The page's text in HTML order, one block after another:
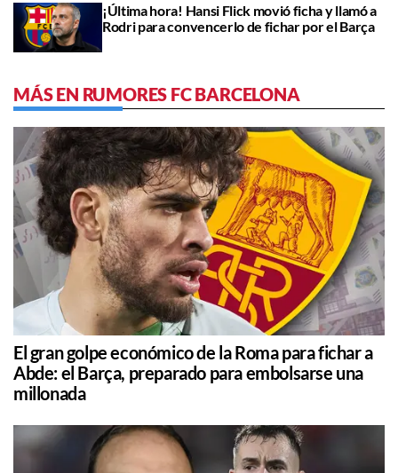
¡Última hora! Hansi Flick movió ficha y llamó a
Rodri para convencerlo de fichar por el Barça
MÁS EN RUMORES FC BARCELONA
El gran golpe económico de la Roma para fichar a
Abde: el Barça, preparado para embolsarse una
millonada